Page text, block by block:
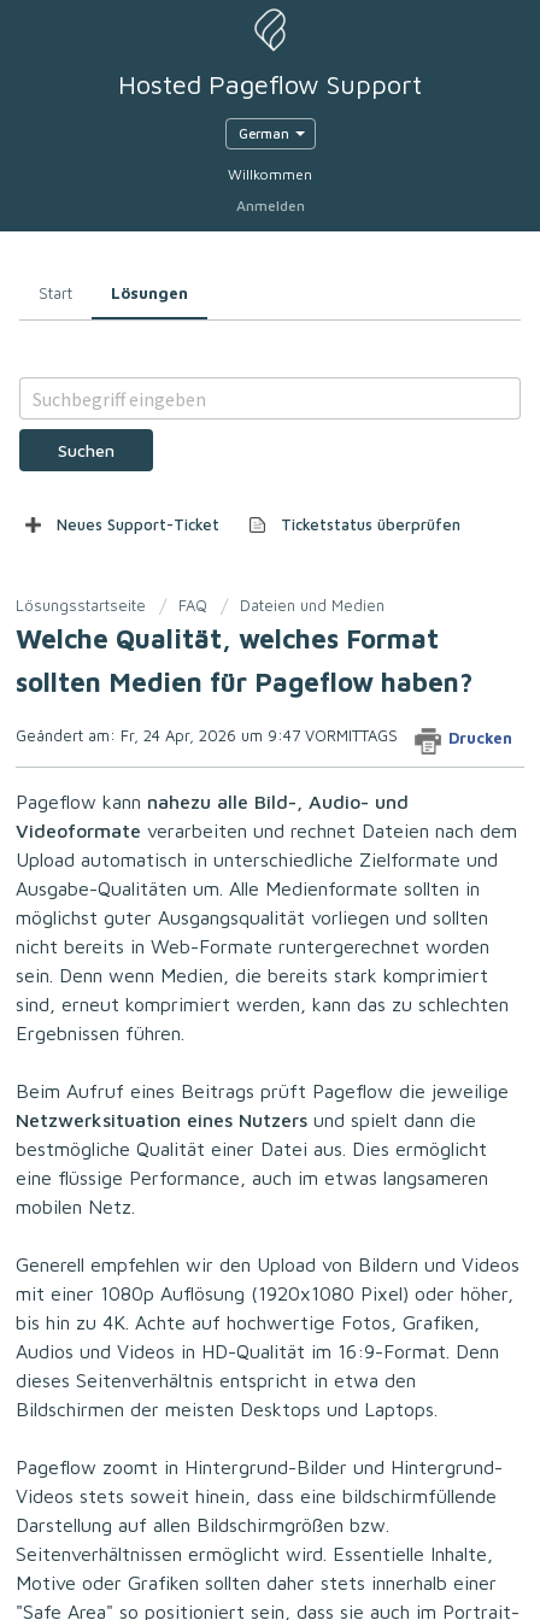
Hosted Pageflow Support
German
Willkommen
Anmelden
Start Lösungen
Suchen
Neues Support-Ticket Ticketstatus überprüfen
Lösungsstartseite FAQ Dateien und Medien
Welche Qualität, welches Format
sollten Medien für Pageflow haben?
Drucken
Geändert am: Fr, 24 Apr, 2026 um 9:47 VORMITTAGS
Pageflow kann nahezu alle Bild-, Audio- und
Videoformate verarbeiten und rechnet Dateien nach dem
Upload automatisch in unterschiedliche Zielformate und
Ausgabe-Qualitäten um. Alle Medienformate sollten in
möglichst guter Ausgangsqualität vorliegen und sollten
nicht bereits in Web-Formate runtergerechnet worden
sein. Denn wenn Medien, die bereits stark komprimiert
sind, erneut komprimiert werden, kann das zu schlechten
Ergebnissen führen.
Beim Aufruf eines Beitrags prüft Pageflow die jeweilige
Netzwerksituation eines Nutzers und spielt dann die
bestmögliche Qualität einer Datei aus. Dies ermöglicht
eine flüssige Performance, auch im etwas langsameren
mobilen Netz.
Generell empfehlen wir den Upload von Bildern und Videos
mit einer 1080p Auflösung (1920x1080 Pixel) oder höher,
bis hin zu 4K. Achte auf hochwertige Fotos, Grafiken,
Audios und Videos in HD-Qualität im 16:9-Format. Denn
dieses Seitenverhältnis entspricht in etwa den
Bildschirmen der meisten Desktops und Laptops.
Pageflow zoomt in Hintergrund-Bilder und Hintergrund-
Videos stets soweit hinein, dass eine bildschirmfüllende
Darstellung auf allen Bildschirmgrößen bzw.
Seitenverhältnissen ermöglicht wird. Essentielle Inhalte,
Motive oder Grafiken sollten daher stets innerhalb einer
"Safe Area" so positioniert sein, dass sie auch im Portrait-